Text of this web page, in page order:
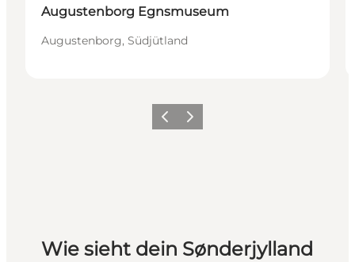
Augustenborg Egnsmuseum
Augustenborg, Südjütland
ZurückWeiter
Wie sieht dein Sønderjylland